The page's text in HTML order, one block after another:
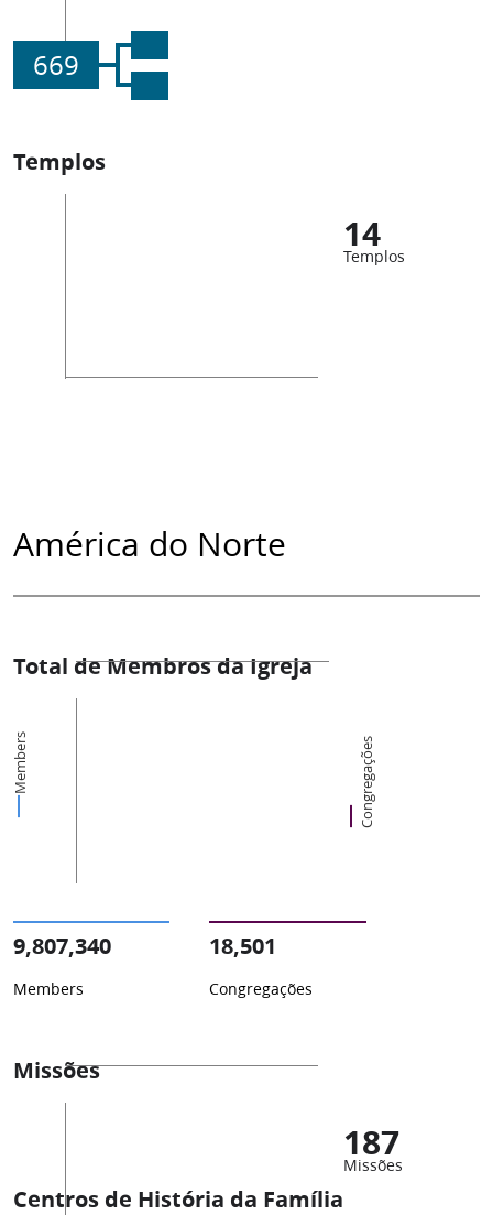
669
Templos
14
Templos
América do Norte
Total de Membros da Igreja
Members Congregações
9,807,340
Members
18,501
Congregações
Missões
187
Missões
Centros de História da Família